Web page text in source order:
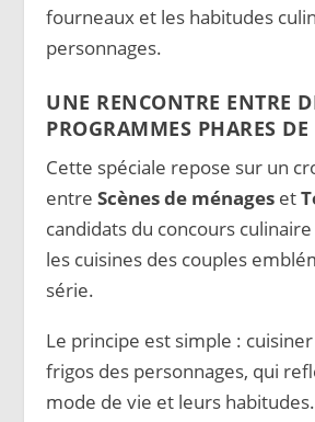
fourneaux et les habitudes
personnages.
UNE RENCONTRE ENTRE
PROGRAMMES PHARES
Cette spéciale repose sur un
entreScènes de ménages et
candidats du concours
les cuisines des couples
série.
Le principe est simple :
frigos des personnages, qui
mode de vie et leurs habitudes.